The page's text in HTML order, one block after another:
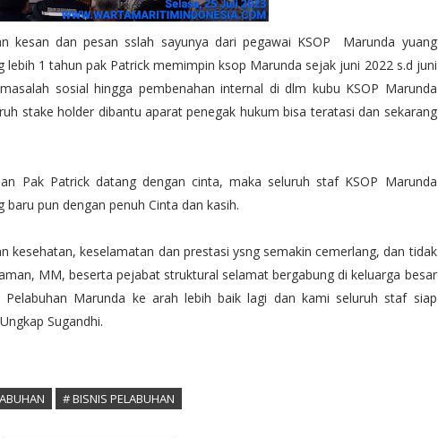
kesan dan pesan sslah sayunya dari pegawai KSOP Marunda yuang
lebih 1 tahun pak Patrick memimpin ksop Marunda sejak juni 2022 s.d juni
sosial hingga pembenahan internal di dlm kubu KSOP Marunda
stake holder dibantu aparat penegak hukum bisa teratasi dan sekarang
Pak Patrick datang dengan cinta, maka seluruh staf KSOP Marunda
pun dengan penuh Cinta dan kasih.
kesehatan, keselamatan dan prestasi ysng semakin cemerlang, dan tidak
MM, beserta pejabat struktural selamat bergabung di keluarga besar
Marunda ke arah lebih baik lagi dan kami seluruh staf siap
Sugandhi.
# BISNIS PELABUHAN